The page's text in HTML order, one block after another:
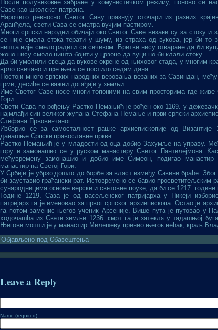
После полувековне забране у комунистичком режиму, поново се
Саве као школског патрона.
Нарочито ревносно Светог Саву празнују сточари из разних
Аранђела, свети Сава се сматра вучјим пастиром.
Многи српски народни обичаји око Светог Саве везани су за стоку
се није смела стока терати у шуму, из страха од вукова, јер би
ништа није смело радити са сечивом. Бритве нису отваране да би
жене нису смеле ништа бојити у црвено да вуци не би клали стоку.
Да би умолили свеца да вукове окрене од њиховог стада, у многим
врло свечано и пре њега се постило седам дана.
Постоји много српских народних веровања везаних за Савиндан,
грми, десиће се важни догађаји у земљи.
Име Светог Саве носе многи топоними на свим просторима где живе
Гори.
Свети Сава по рођењу Растко Немањић је рођен око 1169. у
најмлађи син великог жупана Стефана Немање и први српски
Стефана Првовенчаног.
Изборио се за самосталност рашке архиепископије од
данашње Српске православне цркве.
Растко Немањић је у младости од оца добио Захумље на управу.
гору и замонашио се у руском манастиру Светог Пантелејмона.
међувремену замонашио и добио име Симеон, подигао манастир
манастир на Светој Гори.
У Србији је убрзо дошло до борбе за власт између Савине браће. Због
би зауставио грађански рат. Истовремено се бавио просветитељским
сународницима основе верске и световне поуке, да би се 1217. године
Године 1219. Сава је од васељенског патријарха у Никеји
патријарх га је именовао за првог српског архиепископа. Остао је
га потом заменио његов ученик Арсеније. Више пута је путовао у
ходочашћа из Свете земље 1236. смрт га је затекла у тадашњој
Његове мошти је у манастир Милешеву пренео његов нећак, краљ
Објављено под Обавештења
Leave a Reply
Name (required)